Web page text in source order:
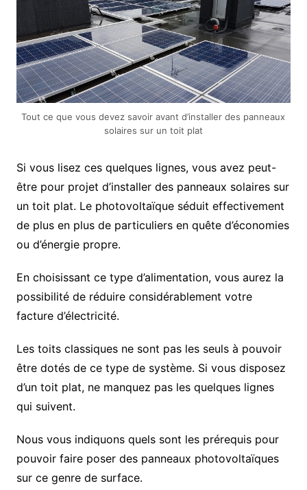
Tout ce que vous devez savoir avant d’installer des panneaux
solaires sur un toit plat
Si vous lisez ces quelques lignes, vous avez peut-
être pour projet d’installer des panneaux solaires sur
un toit plat. Le photovoltaïque séduit effectivement
de plus en plus de particuliers en quête d’économies
ou d’énergie propre.
En choisissant ce type d’alimentation, vous aurez la
possibilité de réduire considérablement votre
facture d’électricité.
Les toits classiques ne sont pas les seuls à pouvoir
être dotés de ce type de système. Si vous disposez
d’un toit plat, ne manquez pas les quelques lignes
qui suivent.
Nous vous indiquons quels sont les prérequis pour
pouvoir faire poser des panneaux photovoltaïques
sur ce genre de surface.